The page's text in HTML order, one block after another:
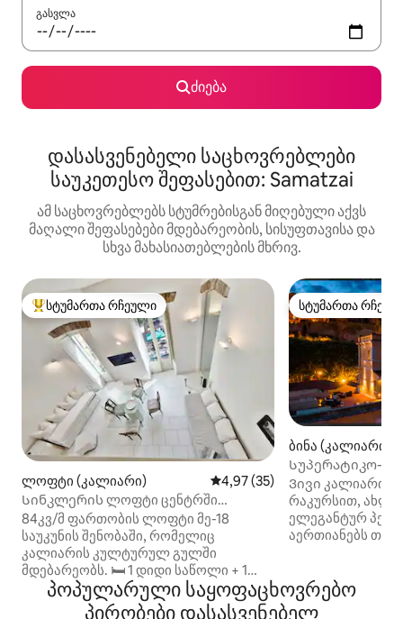
გასვლა
ძიება
დასასვენებელი საცხოვრებლები
საუკეთესო შეფასებით: Samatzai
ამ საცხოვრებლებს სტუმრებისგან მიღებული აქვს
მაღალი შეფასებები მდებარეობის, სისუფთავისა და
სხვა მახასიათებლების მხრივ.
სტუმართა რჩეული მოწინავე ვარიანტი
სტუმართა რჩეული
ლოფტი (კალიარი) საშუალო შეფასებაა 5‑დან
4,97 (35)
Სინკლერის ლოფტი ცენტრში
რომანტიკულ ფრესკასთან ერთად
84კვ/მ ფართობის ლოფტი მე-18
საუკუნის შენობაში, რომელიც
კალიარის კულტურულ გულში
მდებარეობს. 🛏️ 1 დიდი საწოლი + 1
საწოლი კომფორტული ღამეებისთვის
🖼️ Იოცნებეთ მე-19 საუკუნის ფრესკის
სტუმართა
სტუმართა
ბინა (კალიარი)
Სუპერატიკო-
Ვივი კალიარი
რაკურსით,
ელეგანტურ
აერთიანებს
სავალ
რესტორნებთან
პოპულარული საყოფაცხოვრებო
პირობები დასასვენებელ